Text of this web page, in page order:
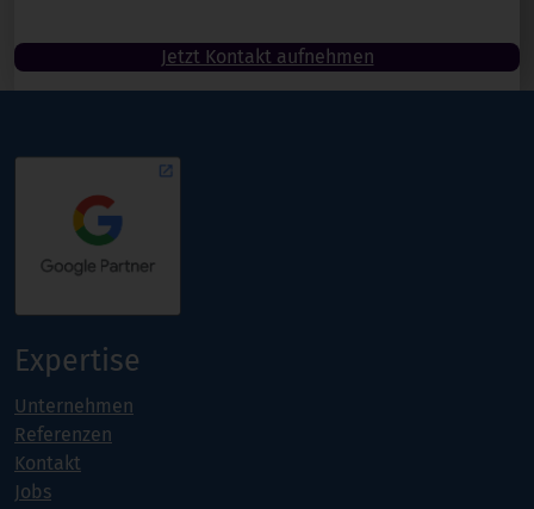
Jetzt Kontakt aufnehmen
Expertise
Unternehmen
Referenzen
Kontakt
Jobs